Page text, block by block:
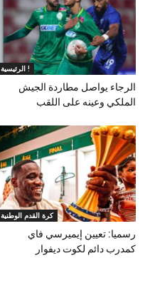
الرئيسية !
الرجاء يواصل مطاردة الجيش
الملكي وعينه على اللقب
كرة القدم الوطنية
رسميا: تعيين إيميرسي فاي
كمدرب دائم لكوت ديفوار